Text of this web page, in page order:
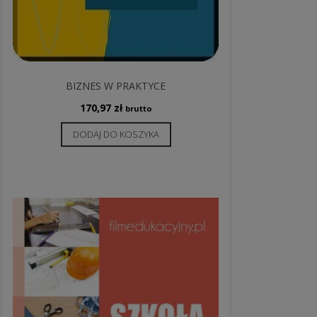
BIZNES W PRAKTYCE
170,97 zł brutto
DODAJ DO KOSZYKA